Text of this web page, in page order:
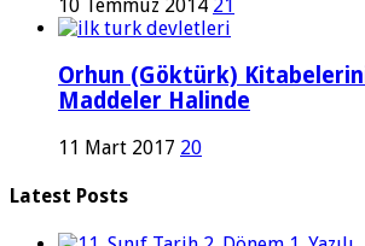
10 Temmuz 2014 21
Orhun (Göktürk)
Maddeler Halinde
11 Mart 2017 20
Latest Posts